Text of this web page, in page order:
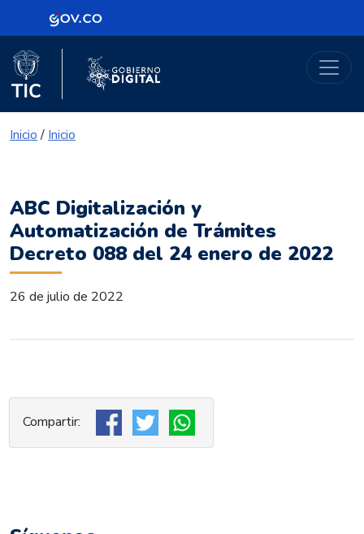
Logo Gobierno de Colombia
Portal Gobierno Digital
Logo del Ministerio TIC
Inicio/ Inicio
ABC Digitalización y
Automatización de Trámites
Decreto 088 del 24 enero de 2022
26 de julio de 2022